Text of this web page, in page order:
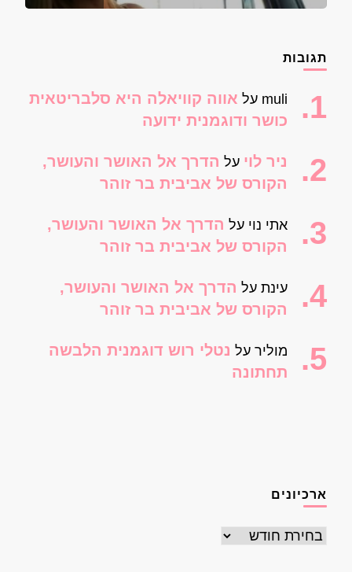
תגובות
muli על אווה קוויאלה היא סלבריטאית
כושר ודוגמנית ידועה
ניר לוי על הדרך אל האושר והעושר,
הקורס של אביבית בר זוהר
אתי נוי על הדרך אל האושר והעושר,
הקורס של אביבית בר זוהר
עינת על הדרך אל האושר והעושר,
הקורס של אביבית בר זוהר
מוליר על נטלי רוש דוגמנית הלבשה
תחתונה
ארכיונים
ארכיונים